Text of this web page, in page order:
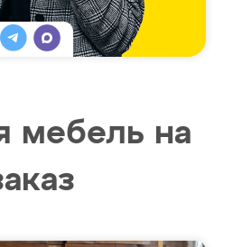
мебель на